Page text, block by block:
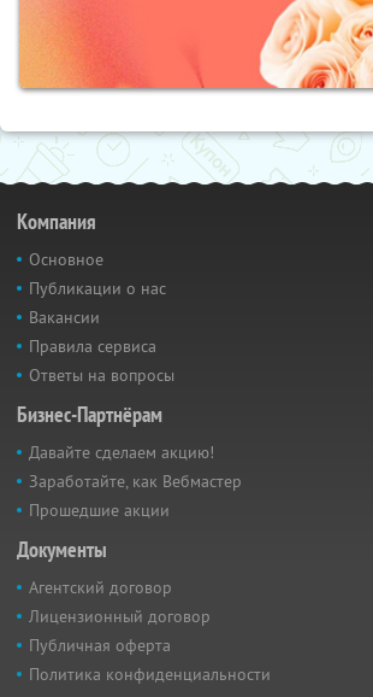
Компания
Основное
Публикации о нас
Вакансии
Правила сервиса
Ответы на вопросы
Бизнес-Партнёрам
Давайте сделаем акцию!
Заработайте, как Вебмастер
Прошедшие акции
Документы
Агентский договор
Лицензионный договор
Публичная оферта
Политика конфиденциальности